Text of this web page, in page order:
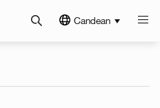
Candean